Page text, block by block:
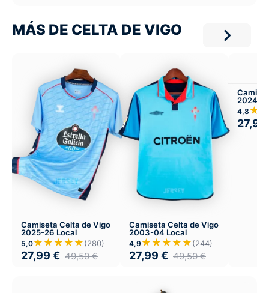
MÁS DE CELTA DE VIGO
Camiseta Celta de Vigo
2025-26 Local
5,0★★★★★(280)
27,99 € 49,50€
Camiseta Celta de Vigo
2003-04 Local
4,9 ★★★★★(244)
27,99 € 49,50€
2024-
4,8
27,99